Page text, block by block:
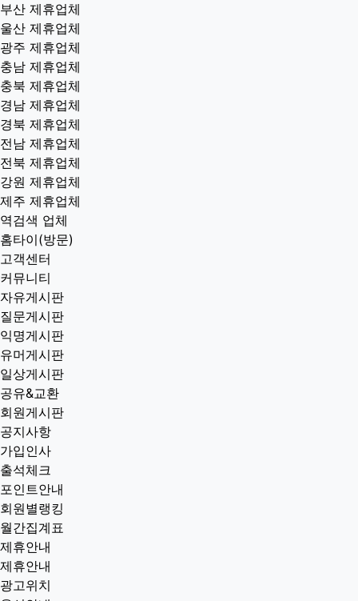
부산 제휴업체
울산 제휴업체
광주 제휴업체
충남 제휴업체
충북 제휴업체
경남 제휴업체
경북 제휴업체
전남 제휴업체
전북 제휴업체
강원 제휴업체
제주 제휴업체
역검색 업체
홈타이(방문)
고객센터
커뮤니티
자유게시판
질문게시판
익명게시판
유머게시판
일상게시판
공유&교환
회원게시판
공지사항
가입인사
출석체크
포인트안내
회원별랭킹
월간집계표
제휴안내
제휴안내
광고위치